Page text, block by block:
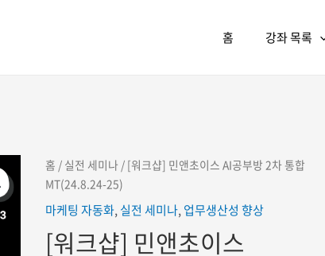
홈 강좌 목록
홈 / 실전 세미나 / [워크샵] 민앤초이스 AI공부방 2차 통합
MT(24.8.24-25)
마케팅 자동화, 실전 세미나, 업무생산성 향상
[워크샵] 민앤초이스